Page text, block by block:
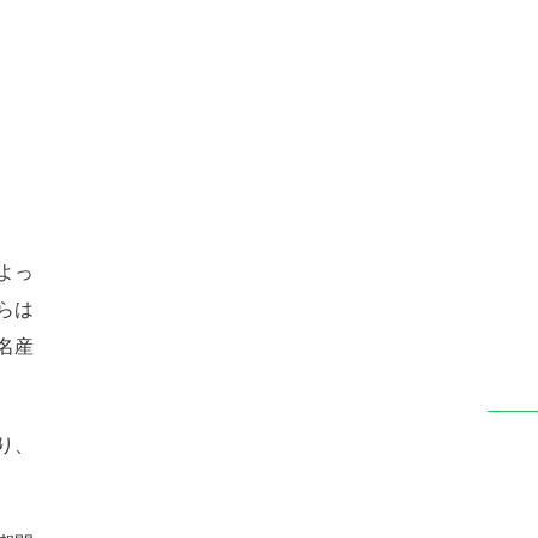
っ
は
産